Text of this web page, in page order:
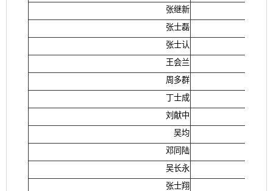
张继新
张士磊
张士认
王会兰
周多群
丁士成
刘献中
吴均
邓同陆
吴长永
张士翔